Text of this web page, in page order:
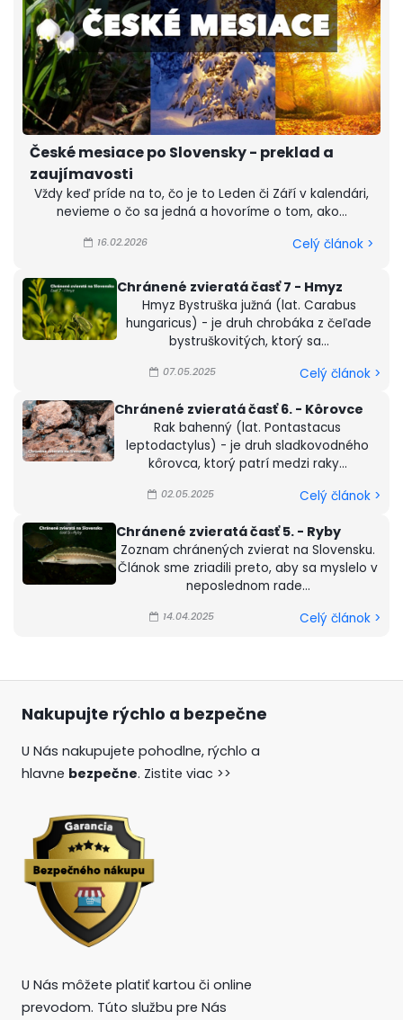
České mesiace po Slovensky - preklad a
zaujímavosti
16.02.2026
Vždy keď príde na to, čo je to Leden či Září v kalendári,
nevieme o čo sa jedná a hovoríme o tom, ako...
Celý článok >
Chránené zvieratá časť 7 - Hmyz
07.05.2025
Hmyz Bystruška južná (lat. Carabus
hungaricus) - je druh chrobáka z čeľade
bystruškovitých, ktorý sa...
Celý článok >
Chránené zvieratá časť 6. - Kôrovce
02.05.2025
Rak bahenný (lat. Pontastacus
leptodactylus) - je druh sladkovodného
kôrovca, ktorý patrí medzi raky...
Celý článok >
Chránené zvieratá časť 5. - Ryby
14.04.2025
Zoznam chránených zvierat na Slovensku.
Článok sme zriadili preto, aby sa myslelo v
neposlednom rade...
Celý článok >
Nakupujte rýchlo a bezpečne
U Nás nakupujete pohodlne, rýchlo a
hlavne bezpečne. Zistite viac >>
U Nás môžete platiť kartou či online
prevodom. Túto službu pre Nás